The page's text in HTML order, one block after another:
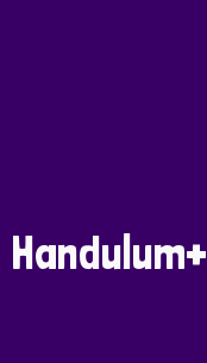
Handulum+